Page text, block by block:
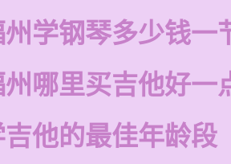
学钢琴多少钱一
哪里买吉他好一
吉他的最佳年龄段